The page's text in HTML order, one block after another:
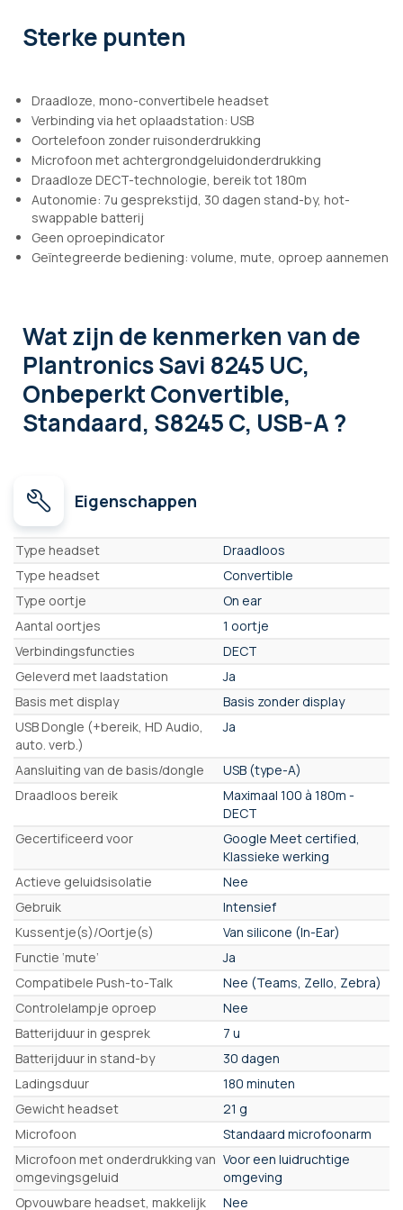
Sterke punten
Draadloze, mono-convertibele headset
Verbinding via het oplaadstation: USB
Oortelefoon zonder ruisonderdrukking
Microfoon met achtergrondgeluidonderdrukking
Draadloze DECT-technologie, bereik tot 180m
Autonomie: 7u gesprekstijd, 30 dagen stand-by, hot-
swappable batterij
Geen oproepindicator
Geïntegreerde bediening: volume, mute, oproep aannemen
Wat zijn de kenmerkenvan de
Plantronics Savi 8245 UC,
Onbeperkt Convertible,
Standaard, S8245 C, USB-A ?
Eigenschappen
Eigenschappen
Type headset
Draadloos
Type headset
Convertible
Type oortje
On ear
Aantal oortjes
1 oortje
Verbindingsfuncties
DECT
Geleverd met laadstation
Ja
Basis met display
Basis zonder display
USB Dongle (+bereik, HD Audio,
auto. verb.)
Ja
Aansluiting van de basis/dongle
USB (type-A)
Draadloos bereik
Maximaal 100 à 180m -
DECT
Gecertificeerd voor
Google Meet certified,
Klassieke werking
Actieve geluidsisolatie
Nee
Gebruik
Intensief
Kussentje(s)/Oortje(s)
Van silicone (In-Ear)
Functie ‘mute’
Ja
Compatibele Push-to-Talk
Nee (Teams, Zello, Zebra)
Controlelampje oproep
Nee
Batterijduur in gesprek
7 u
Batterijduur in stand-by
30 dagen
Ladingsduur
180 minuten
Gewicht headset
21 g
Microfoon
Standaard microfoonarm
Microfoon met onderdrukking van
omgevingsgeluid
Voor een luidruchtige
omgeving
Opvouwbare headset, makkelijk
Nee